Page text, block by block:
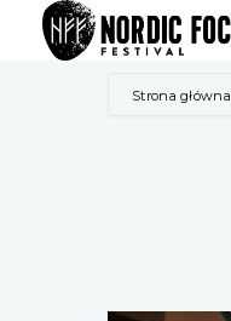
Przejdź
treści
Strona główna